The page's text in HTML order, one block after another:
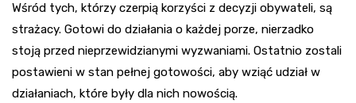
Wśród tych, którzy czerpią korzyści z decyzji obywateli, są
strażacy. Gotowi do działania o każdej porze, nierzadko
stoją przed nieprzewidzianymi wyzwaniami. Ostatnio zostali
postawieni w stan pełnej gotowości, aby wziąć udział w
działaniach, które były dla nich nowością.